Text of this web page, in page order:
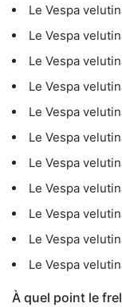
Le Vespa
Le Vespa
Le Vespa
Le Vespa
Le Vespa
Le Vespa
Le Vespa
Le Vespa
Le Vespa
Le Vespa
Le Vespa
À quel point le